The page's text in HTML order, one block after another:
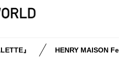
』 HENRY MAISON